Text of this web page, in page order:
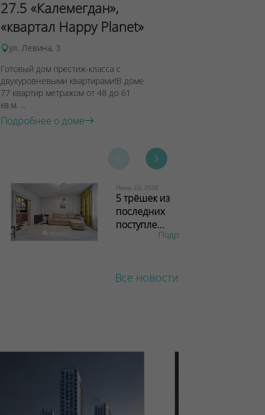
27.5 «Калемегдан»,
«квартал Happy Planet»
ул. Левина, 3
Готовый дом престиж-класса с
двухуровневыми квартирами!В доме
77 квартир метражом от 48 до 61
кв.м. ...
Подробнее о доме
Июнь 22, 2026
5 трёшек из
последних
поступле...
Подробнее
Все новости